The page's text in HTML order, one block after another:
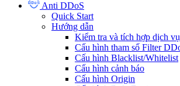
Anti DDoS
Quick Start
Hướng dẫn
Kiểm tra và tích hợp dịch vụ
Cấu hình tham số Filter
Cấu hình Blacklist/Whitelist
Cấu hình cảnh báo
Cấu hình Origin